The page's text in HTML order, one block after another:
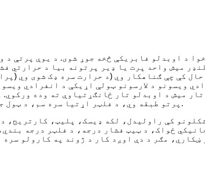
د اوبدلو فابریکې څخه جوړ شوی. د یوې پرتې د
میش واحد پرت یا ډیر پرتونه بیا د حرارتي
کې چې ګناهکار وي (د حرارت سره ډک شوی وي
ویسونو د لارسونو ټولې اړیکې د انفرادي
میش د اوبدلو تار ځانګړتیاوې ته وده
ګ multe پرتو طبقه وي، د فلټر اړتیا سره سم، د ټول جوړښت پیاوړي کولو لپاره اضافه کیدی شي.
کې راولیدل، لکه ډیسک، پلیټ، کارتریج،
ځواک، د ټیټ فشار درجه، د فلټر درجه